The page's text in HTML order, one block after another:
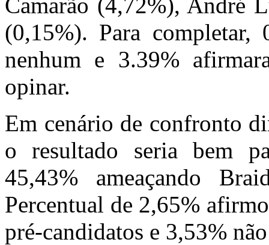
(0,15%). Para completar,
nenhum e 3.39%
opinar.
Em cenário de confronto
o resultado seria bem
45,43% ameaçando
Percentual de 2,65%
pré-candidatos e 3,53%